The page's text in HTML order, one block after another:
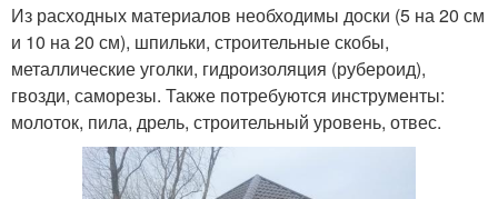
Из расходных материалов необходимы доски (5 на 20 см
и 10 на 20 см), шпильки, строительные скобы,
металлические уголки, гидроизоляция (рубероид),
гвозди, саморезы. Также потребуются инструменты:
молоток, пила, дрель, строительный уровень, отвес.